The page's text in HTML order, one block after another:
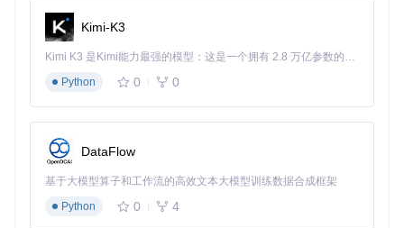
Kimi-K3
Kimi K3 是Kimi能力最强的模型：这是一个拥有 2.8 万亿参数的混合专家（MoE）模型，具备原生视觉理解能力，并支持 100 万 token 的上下文窗口。
Python
0 0
DataFlow
基于大模型算子和工作流的高效文本大模型训练数据合成框架
Python
0 4